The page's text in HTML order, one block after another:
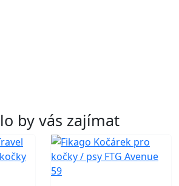
by vás zajímat